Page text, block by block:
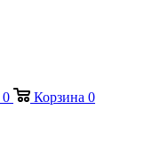
0 Корзина 0